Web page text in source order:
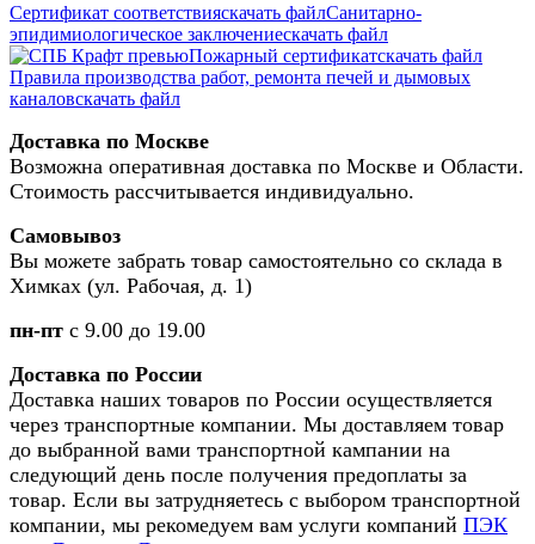
Сертификат соответствияскачать файлСанитарно-
эпидимиологическое заключениескачать файл
Пожарный сертификатскачать файл
Правила производства работ, ремонта печей и дымовых
каналовскачать файл
Доставка по Москве
Возможна оперативная доставка по Москве и Области.
Стоимость рассчитывается индивидуально.
Самовывоз
Вы можете забрать товар самостоятельно со склада в
Химках (ул. Рабочая, д. 1)
пн-пт с 9.00 до 19.00
Доставка по России
Доставка наших товаров по России осуществляется
через транспортные компании. Мы доставляем товар
до выбранной вами транспортной кампании на
следующий день после получения предоплаты за
товар. Если вы затрудняетесь с выбором транспортной
компании, мы рекомедуем вам услуги компаний ПЭК